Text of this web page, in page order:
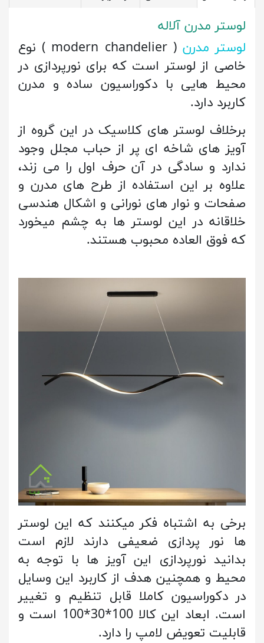
لوستر مدرن آلاله
لوستر مدرن
( modern chandelier ) نوع
خاصی از لوستر است که برای نورپردازی در
محیط هایی با دکوراسیون ساده و مدرن
کاربرد دارد.
برخلاف لوستر های کلاسیک در این گروه از
آویز های شاخه ای پر از حباب مجلل وجود
ندارد و سادگی در آن حرف اول را می زند،
علاوه بر این استفاده از طرح های مدرن و
صفحات و نوار های نورانی و اشکال هندسی
خلاقانه در این لوستر ها به چشم میخورد
که فوق العاده محبوب هستند.
برخی به اشتباه فکر میکنند که این لوستر
ها نور پردازی ضعیفی دارند لازم است
بدانید نورپردازی این آویز ها با توجه به
محیط و همچنین هدف از کاربرد این وسایل
در دکوراسیون کاملا قابل تنظیم و تغییر
است. ابعاد این کالا 100*30*100 است و
قابلیت تعویض لامپ را دارد.